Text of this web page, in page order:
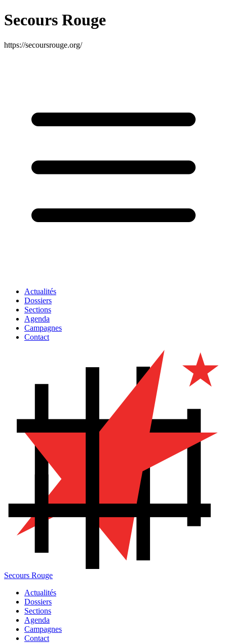
Secours Rouge
https://secoursrouge.org/
Actualités
Dossiers
Sections
Agenda
Campagnes
Contact
Secours Rouge
Actualités
Dossiers
Sections
Agenda
Campagnes
Contact